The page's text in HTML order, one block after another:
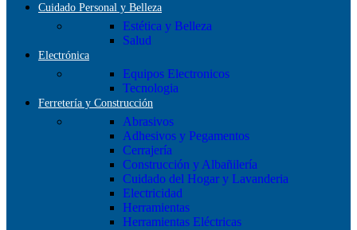
Cuidado Personal y Belleza
Estética y Belleza
Salud
Electrónica
Equipos Electronicos
Tecnologia
Ferretería y Construcción
Abrasivos
Adhesivos y Pegamentos
Cerrajería
Construcción y Albañilería
Cuidado del Hogar y Lavanderia
Electricidad
Herramientas
Herramientas Eléctricas